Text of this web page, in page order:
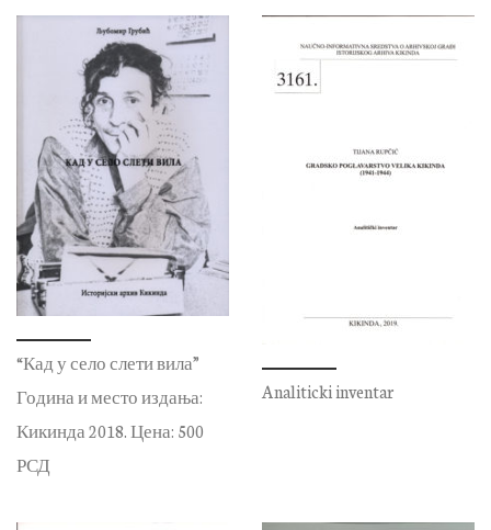
“Кад у село слети вила”
Година и место издања:
Кикинда 2018. Цена: 500
РСД
Analiticki inventar